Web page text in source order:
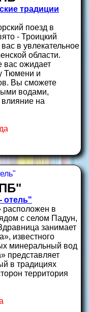
традиции
поезд в
- Троицкий
в увлекательное
области.
вас ожидает
Тюмени и
Вы сможете
водами,
на
отель"
расположен в
с селом Падун,
занимает
известного
минеральный вод
представляет
в традициях
территория